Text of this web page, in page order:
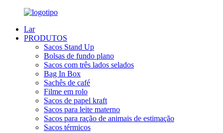
Lar
PRODUTOS
Sacos Stand Up
Bolsas de fundo plano
Sacos com três lados selados
Bag In Box
Sachês de café
Filme em rolo
Sacos de papel kraft
Sacos para leite materno
Sacos para ração de animais de estimação
Sacos térmicos